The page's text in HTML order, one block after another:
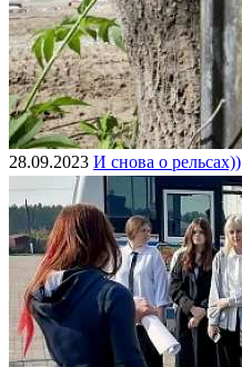
28.09.2023 И снова о рельсах))